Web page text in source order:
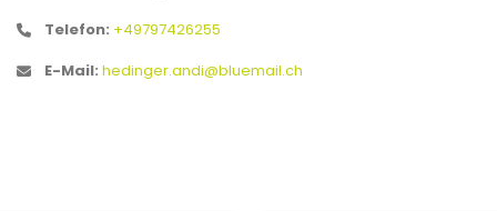
Telefon: +49797426255
E-Mail: hedinger.andi@bluemail.ch